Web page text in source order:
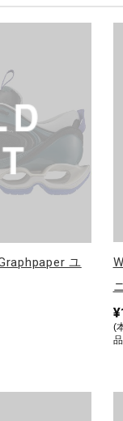
スニーカー商品をすべ
ユ
(